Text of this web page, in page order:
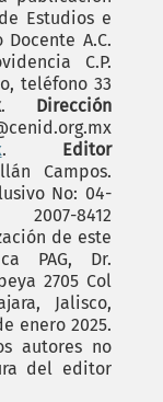
Estudios e
A.C.
C.P.
teléfono 33
. Dirección
.
Editor
Campos.
No: 04-
2007-8412
de este
PAG, Dr.
2705 Col
Jalisco,
enero 2025.
autores no
del editor